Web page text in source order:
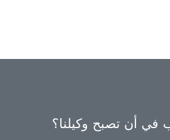
أن تصبح وكيلنا؟